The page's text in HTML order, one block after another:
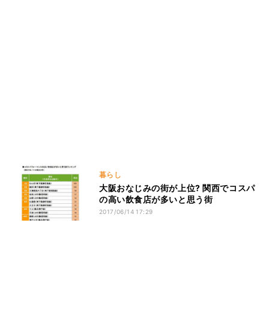
暮らし
大阪おなじみの街が上位? 関西でコスパ
の高い飲食店が多いと思う街
2017/06/14 17:29